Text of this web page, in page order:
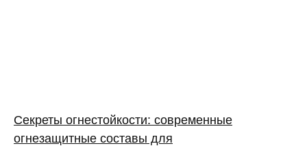
Секреты огнестойкости: современные
огнезащитные составы для